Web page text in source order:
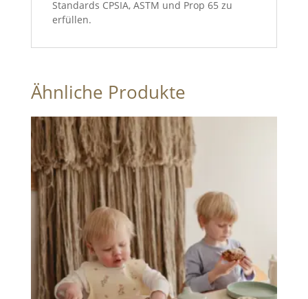
Standards CPSIA, ASTM und Prop 65 zu
erfüllen.
Ähnliche Produkte